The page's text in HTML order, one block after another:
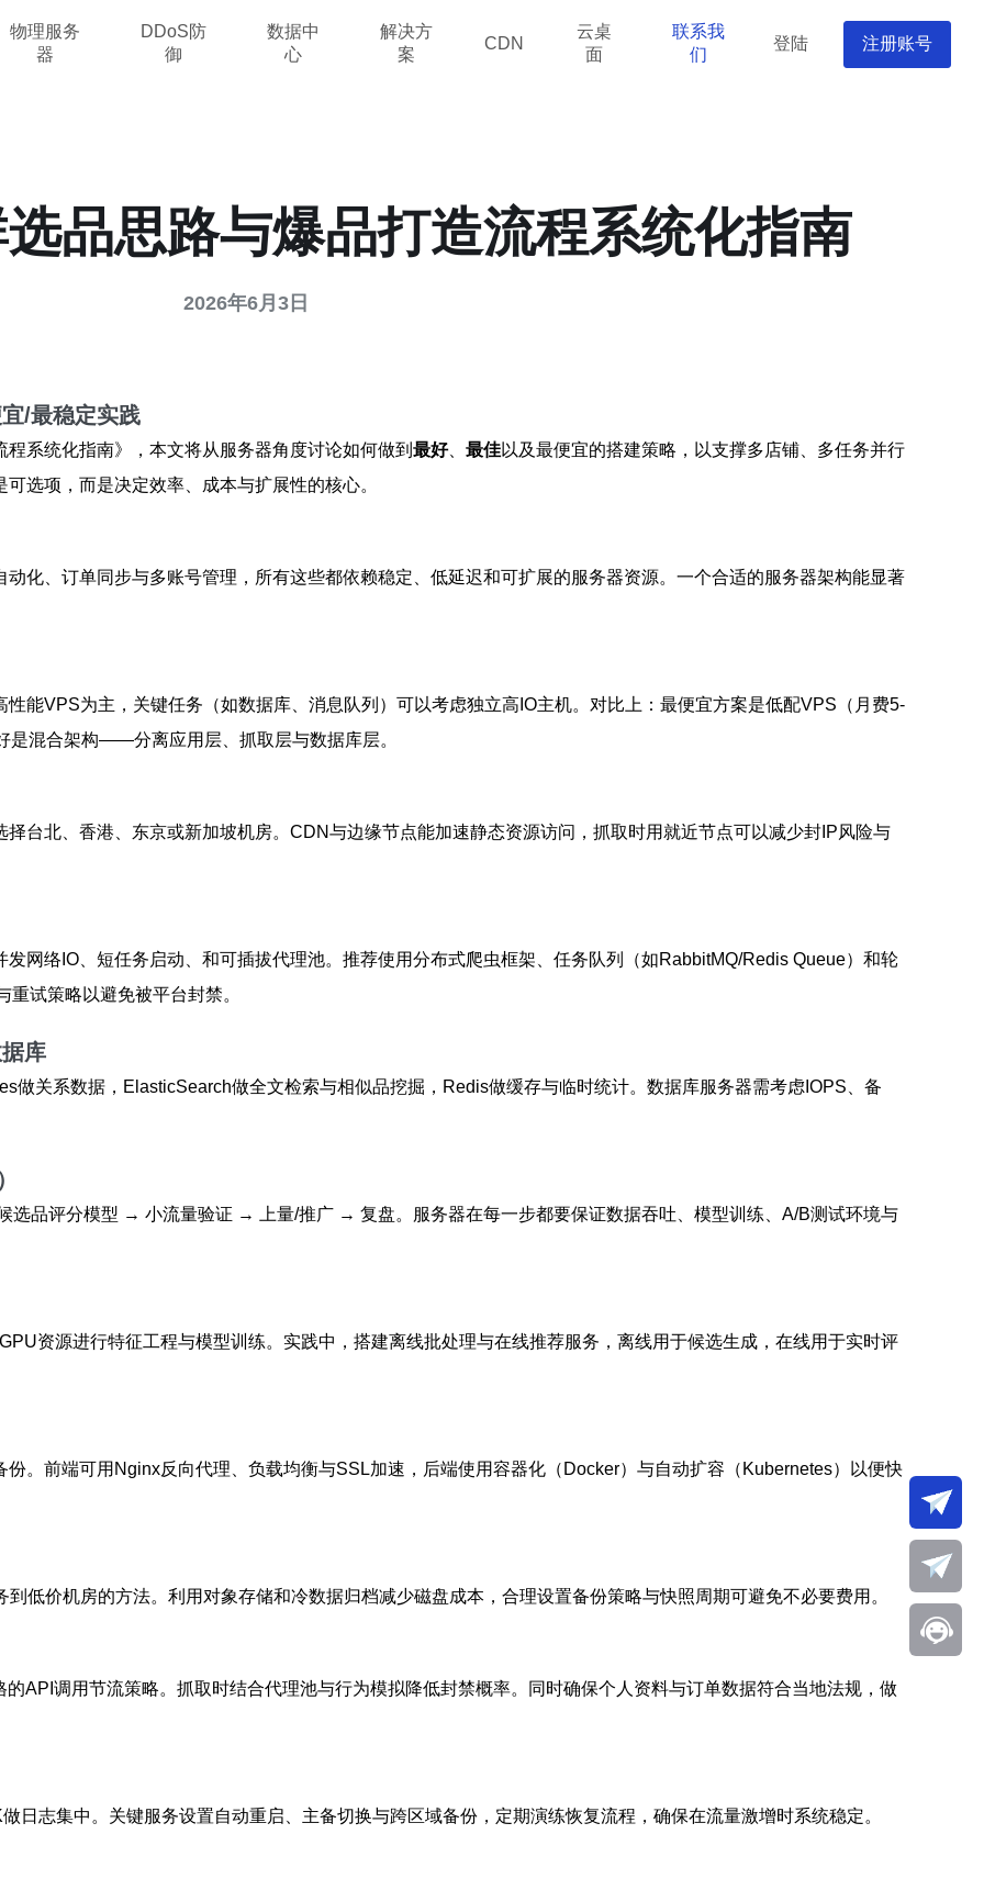
物理服务
器
DDoS防
御
数据中
心
解决方
案
CDN
云桌
面
联系我
们
登陆 注册账号
品思路与爆品打造流程系统化指南
2026年6月3日
/最稳定实践
系统化指南》，本文将从服务器角度讨论如何做到 最好、 最佳以及最便宜的搭建策略，以支撑多店铺、多任务并行
选项，而是决定效率、成本与扩展性的核心。
化、订单同步与多账号管理，所有这些都依赖稳定、低延迟和可扩展的服务器资源。一个合适的服务器架构能显著
能VPS为主，关键任务（如数据库、消息队列）可以考虑独立高IO主机。对比上：最便宜方案是低配VPS（月费5-
是混合架构——分离应用层、抓取层与数据库层。
择台北、香港、东京或新加坡机房。CDN与边缘节点能加速静态资源访问，抓取时用就近节点可以减少封IP风险与
网络IO、短任务启动、和可插拔代理池。推荐使用分布式爬虫框架、任务队列（如RabbitMQ/Redis Queue）和轮
试策略以避免被平台封禁。
库
做关系数据，ElasticSearch做全文检索与相似品挖掘，Redis做缓存与临时统计。数据库服务器需考虑IOPS、备
品评分模型 → 小流量验证 → 上量/推广 → 复盘。服务器在每一步都要保证数据吞吐、模型训练、A/B测试环境与
资源进行特征工程与模型训练。实践中，搭建离线批处理与在线推荐服务，离线用于候选生成，在线用于实时评
。前端可用Nginx反向代理、负载均衡与SSL加速，后端使用容器化（Docker）与自动扩容（Kubernetes）以便快
低价机房的方法。利用对象存储和冷数据归档减少磁盘成本，合理设置备份策略与快照周期可避免不必要费用。
API调用节流策略。抓取时结合代理池与行为模拟降低封禁概率。同时确保个人资料与订单数据符合当地法规，做
日志集中。关键服务设置自动重启、主备切换与跨区域备份，定期演练恢复流程，确保在流量激增时系统稳定。